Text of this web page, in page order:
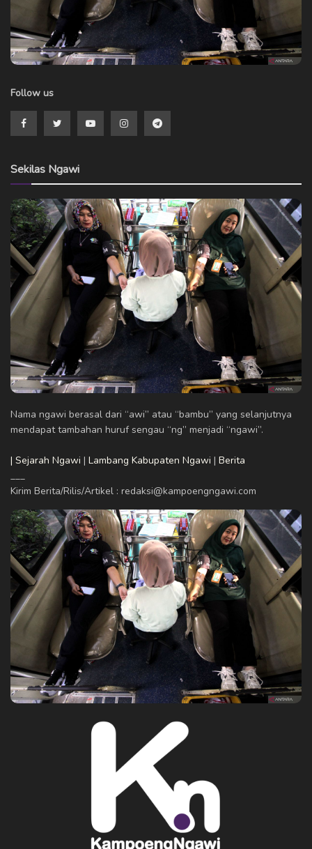
Follow us
Sekilas Ngawi
Nama ngawi berasal dari “awi” atau “bambu” yang selanjutnya
mendapat tambahan huruf sengau “ng” menjadi “ngawi”.
| Sejarah Ngawi | Lambang Kabupaten Ngawi | Berita
Kirim Berita/Rilis/Artikel : redaksi@kampoengngawi.com